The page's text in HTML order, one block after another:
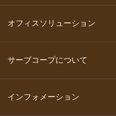
オフィスソリューション
サーブコープについて
インフォメーション